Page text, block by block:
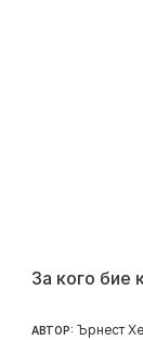
За кого бие
АВТОР: Ърнест